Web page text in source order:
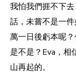
我怕我們捱不下
話，未嘗不是一
萬一日後虧本呢
是不是？Eva，相
山再起的。